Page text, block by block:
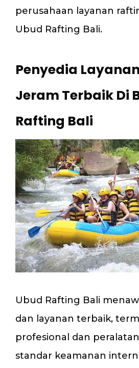
perusahaan layanan
Ubud Rafting Bali.
Penyedia
Jeram Terbaik Di
Rafting Bali
Ubud Rafting Bali
dan layanan terbaik,
profesional dan
standar keamanan